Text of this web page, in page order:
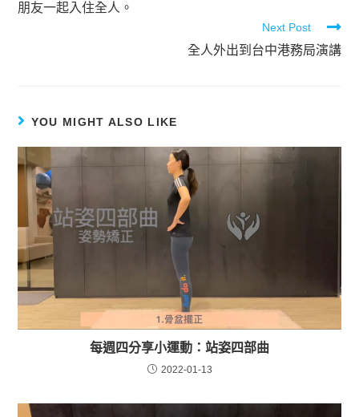
朋友一起入住全人。
Next Post
全人外出到台中港務局演講
YOU MIGHT ALSO LIKE
每週四分享小運動：站姿四部曲
2022-01-13